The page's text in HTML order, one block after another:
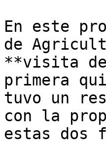
En este
de
**visita
primera
tuvo un
con la
estas dos